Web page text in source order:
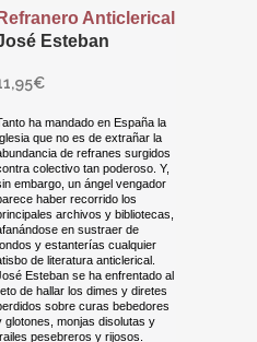
Refranero Anticlerical
Esteban
€
ha mandado en España la
que no es de extrañar la
de refranes surgidos
colectivo tan poderoso. Y,
embargo, un ángel vengador
haber recorrido los
archivos y bibliotecas,
en sustraer de
y estanterías cualquier
de literatura anticlerical.
Esteban se ha enfrentado al
de hallar los dimes y diretes
sobre curas bebedores
glotones, monjas disolutas y
pesebreros y rijosos.